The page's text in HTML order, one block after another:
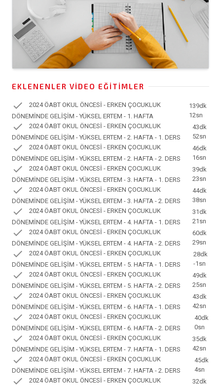
EKLENENLER VIDEO EĞITIMLER
check
2024 ÖABT OKUL ÖNCESİ - ERKEN ÇOCUKLUK
DÖNEMİNDE GELİŞİM - YÜKSEL ERTEM - 1. HAFTA
139dk
12sn
check
2024 ÖABT OKUL ÖNCESİ - ERKEN ÇOCUKLUK
DÖNEMİNDE GELİŞİM - YÜKSEL ERTEM - 2. HAFTA - 1. DERS
43dk
52sn
check
2024 ÖABT OKUL ÖNCESİ - ERKEN ÇOCUKLUK
DÖNEMİNDE GELİŞİM - YÜKSEL ERTEM - 2. HAFTA - 2. DERS
46dk
16sn
check
2024 ÖABT OKUL ÖNCESİ - ERKEN ÇOCUKLUK
DÖNEMİNDE GELİŞİM - YÜKSEL ERTEM - 3. HAFTA - 1. DERS
39dk
23sn
check
2024 ÖABT OKUL ÖNCESİ - ERKEN ÇOCUKLUK
DÖNEMİNDE GELİŞİM - YÜKSEL ERTEM - 3. HAFTA - 2. DERS
44dk
38sn
check
2024 ÖABT OKUL ÖNCESİ - ERKEN ÇOCUKLUK
DÖNEMİNDE GELİŞİM - YÜKSEL ERTEM - 4. HAFTA - 1. DERS
31dk
21sn
check
2024 ÖABT OKUL ÖNCESİ - ERKEN ÇOCUKLUK
DÖNEMİNDE GELİŞİM - YÜKSEL ERTEM - 4. HAFTA - 2. DERS
60dk
29sn
check
2024 ÖABT OKUL ÖNCESİ - ERKEN ÇOCUKLUK
DÖNEMİNDE GELİŞİM - YÜKSEL ERTEM - 5. HAFTA - 1. DERS
28dk
-1sn
check
2024 ÖABT OKUL ÖNCESİ - ERKEN ÇOCUKLUK
DÖNEMİNDE GELİŞİM - YÜKSEL ERTEM - 5. HAFTA - 2. DERS
49dk
25sn
check
2024 ÖABT OKUL ÖNCESİ - ERKEN ÇOCUKLUK
DÖNEMİNDE GELİŞİM - YÜKSEL ERTEM - 6. HAFTA - 1. DERS
43dk
42sn
check
2024 ÖABT OKUL ÖNCESİ - ERKEN ÇOCUKLUK
DÖNEMİNDE GELİŞİM - YÜKSEL ERTEM - 6. HAFTA - 2. DERS
40dk
0sn
check
2024 ÖABT OKUL ÖNCESİ - ERKEN ÇOCUKLUK
DÖNEMİNDE GELİŞİM - YÜKSEL ERTEM - 7. HAFTA - 1. DERS
35dk
42sn
check
2024 ÖABT OKUL ÖNCESİ - ERKEN ÇOCUKLUK
DÖNEMİNDE GELİŞİM - YÜKSEL ERTEM - 7. HAFTA - 2. DERS
45dk
4sn
check
2024 ÖABT OKUL ÖNCESİ - ERKEN ÇOCUKLUK
32dk